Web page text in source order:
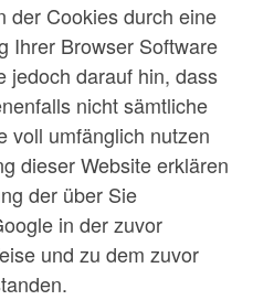
der Cookies durch eine
Ihrer Browser Software
jedoch darauf hin, dass
nicht sämtliche
voll umfänglich nutzen
dieser Website erklären
der über Sie
in der zuvor
und zu dem zuvor